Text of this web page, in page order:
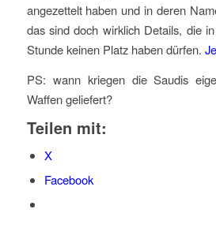
angezettelt haben und in deren
das sind doch wirklich Details, die
Stunde keinen Platz haben dürfen.
PS: wann kriegen die Saudis
Waffen geliefert?
Teilen mit:
X
Facebook